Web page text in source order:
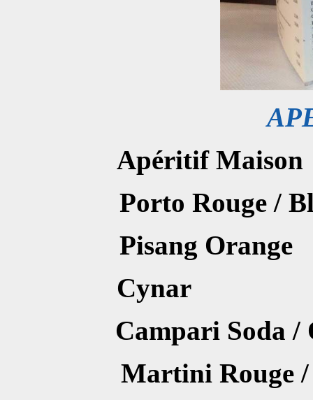
Apéritif Maison
Porto
Pisang
Campari
Martini